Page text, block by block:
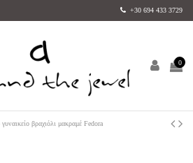
+30 694 433 3729
0
γυναικείο βραχιόλι μακραμέ Fedora